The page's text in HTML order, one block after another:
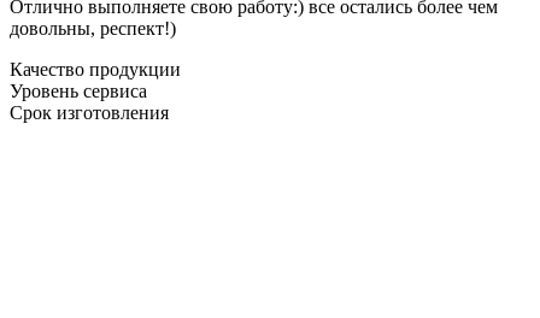
Отлично выполняете свою работу:) все остались более чем
довольны, респект!)
Качество продукции
Уровень сервиса
Срок изготовления